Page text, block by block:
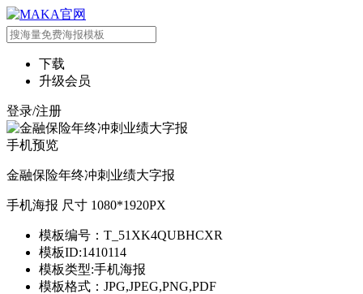
下载
升级会员
登录/注册
手机预览
金融保险年终冲刺业绩大字报
手机海报 尺寸 1080*1920PX
模板编号：T_51XK4QUBHCXR
模板ID:1410114
模板类型:手机海报
模板格式：JPG,JPEG,PNG,PDF